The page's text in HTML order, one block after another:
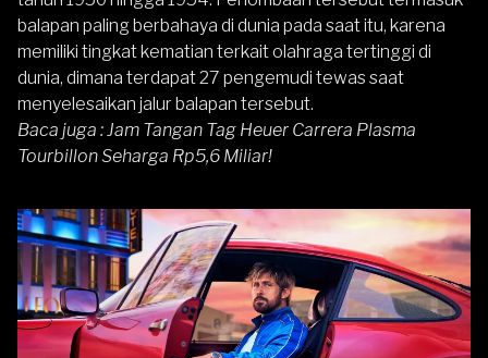
balapan paling berbahaya di dunia pada saat itu, karena
memiliki tingkat kematian terkait olahraga tertinggi di
dunia, dimana terdapat 27 pengemudi tewas saat
menyelesaikan jalur balapan tersebut.
Baca juga :Jam Tangan Tag Heuer Carrera Plasma
Tourbillon Seharga Rp5,6 Miliar!